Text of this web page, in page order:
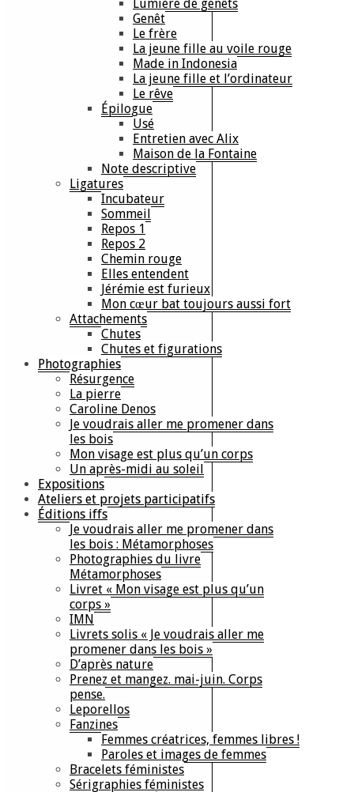
Lumière de genêts
Genêt
Le frère
La jeune fille au voile rouge
Made in Indonesia
La jeune fille et l’ordinateur
Le rêve
Épilogue
Usé
Entretien avec Alix
Maison de la Fontaine
Note descriptive
Ligatures
Incubateur
Sommeil
Repos 1
Repos 2
Chemin rouge
Elles entendent
Jérémie est furieux
Mon cœur bat toujours aussi fort
Attachements
Chutes
Chutes et figurations
Photographies
Résurgence
La pierre
Caroline Denos
Je voudrais aller me promener dans
les bois
Mon visage est plus qu’un corps
Un après-midi au soleil
Expositions
Ateliers et projets participatifs
Éditions iffs
Je voudrais aller me promener dans
les bois : Métamorphoses
Photographies du livre
Métamorphoses
Livret « Mon visage est plus qu’un
corps »
IMN
Livrets solis « Je voudrais aller me
promener dans les bois »
D’après nature
Prenez et mangez. mai-juin. Corps
pense.
Leporellos
Fanzines
Femmes créatrices, femmes libres !
Paroles et images de femmes
Bracelets féministes
Sérigraphies féministes